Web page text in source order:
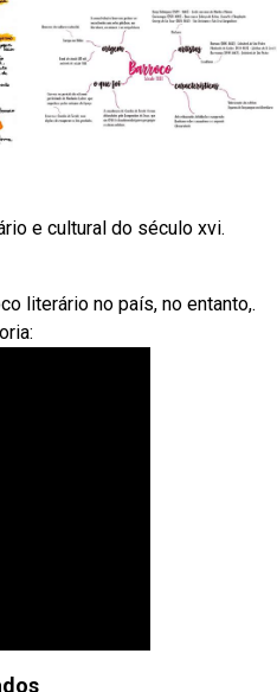
e cultural do século xvi.
literário no país, no entanto,.